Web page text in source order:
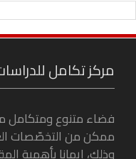
مركز تكامل
فضاء متنوع ومتكامل
ممكن من التخصّصات
وذلك، إيمانا بأهمية